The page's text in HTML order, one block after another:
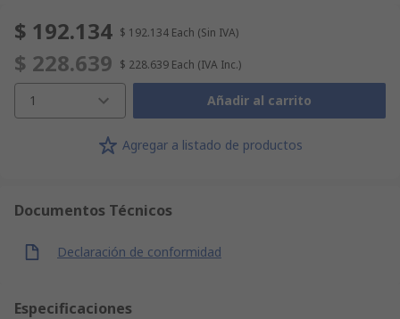
$ 192.134 $ 192.134 Each (Sin IVA)
$ 228.639 $ 228.639 Each (IVA Inc.)
1 Añadir al carrito
Agregar a listado de productos
Documentos Técnicos
Declaración de conformidad
Especificaciones